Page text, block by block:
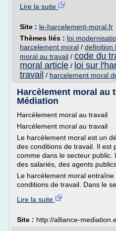
Lire la suite
Site : le-harcelement-moral.fr
Thèmes liés : loi
harcelement moral / definition
moral au travail / code du
moral article / loi sur
travail / harcelement moral
Harcèlement moral au
Médiation
Harcèlement moral au travail
Harcèlement moral au travail
Le harcèlement moral est un
des conditions de travail. Il est
comme dans le secteur public.
des salariés, des agents
Le harcèlement moral
conditions de travail. Dans le
Lire la suite
Site : http://alliance-